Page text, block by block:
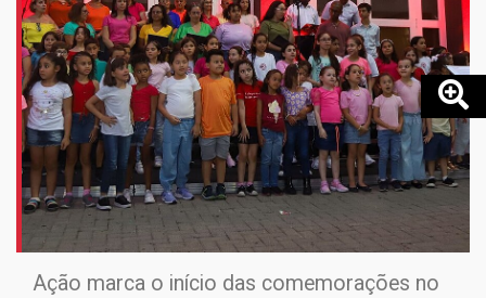
Ação marca o início das comemorações no